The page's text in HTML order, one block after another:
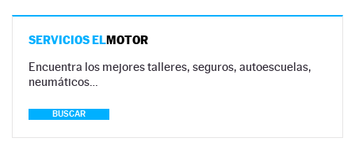
SERVICIOS ELMOTOR
Encuentra los mejores talleres, seguros, autoescuelas,
neumáticos…
BUSCAR